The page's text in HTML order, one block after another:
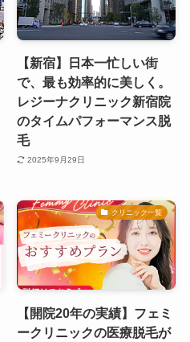
【新宿】日本一忙しい街
で、最も効率的に美しく。
レジーナクリニック新宿院
のタイムパフォーマンス脱
毛
2025年9月29日
クリニック一覧
【開院20年の実績】フェミ
ークリニックの医療脱毛が